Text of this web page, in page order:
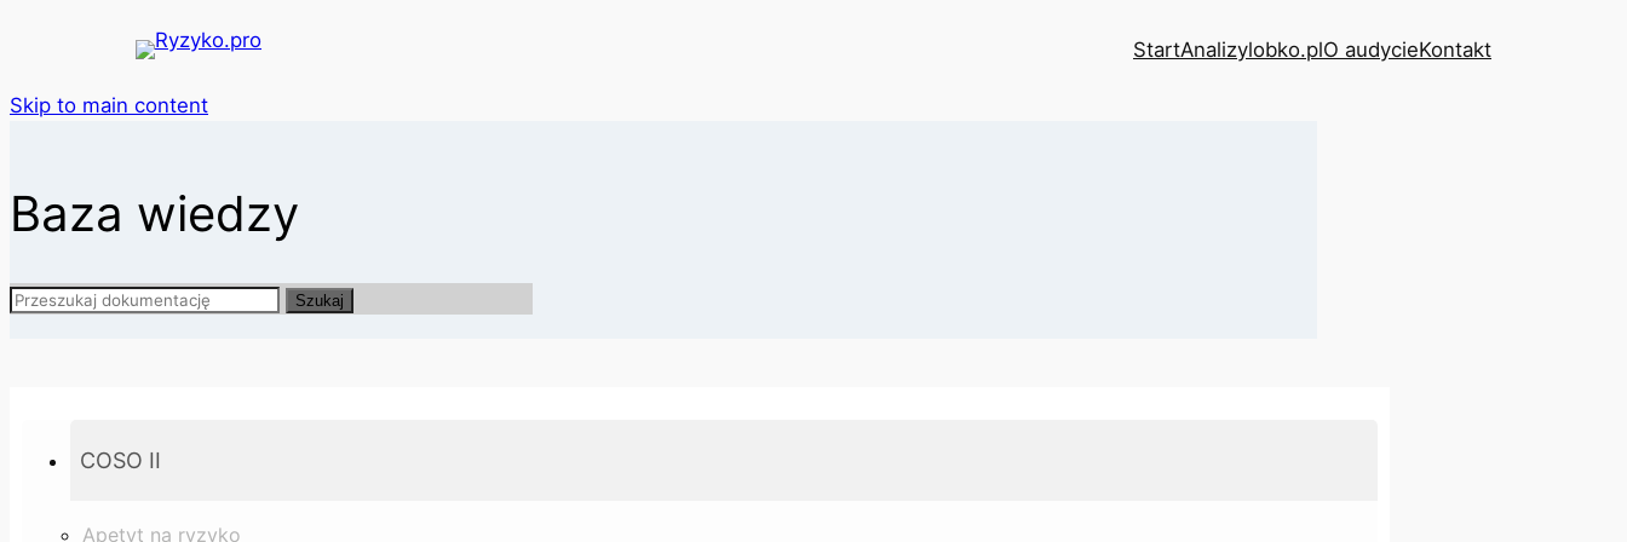
StartAnalizylobko.plO audycieKontakt
Skip to main content
Baza wiedzy
Szukaj
COSO II
Apetyt na ryzyko